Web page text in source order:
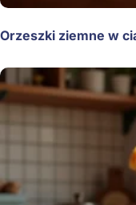
Orzeszki ziemne w